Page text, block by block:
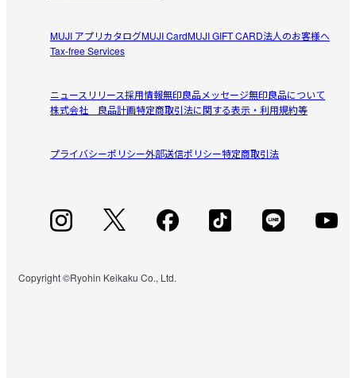
MUJI アプリカタログMUJI CardMUJI GIFT CARD法人のお客様へ
Tax-free Services
ニュースリリース採用情報無印良品メッセージ無印良品について
株式会社 良品計画特定商取引法に関する表示・利用規約等
プライバシーポリシー外部送信ポリシー特定商取引法
Copyright ©Ryohin Keikaku Co., Ltd.